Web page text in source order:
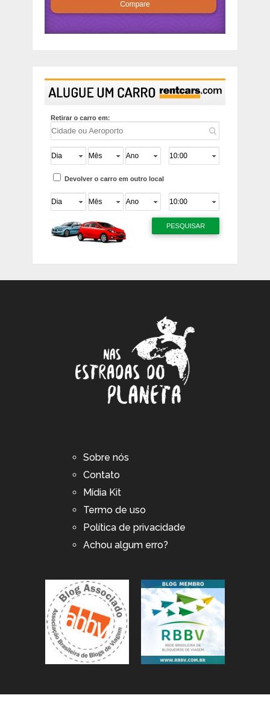
Sobre nós
Contato
Mídia Kit
Termo de uso
Política de privacidade
Achou algum erro?